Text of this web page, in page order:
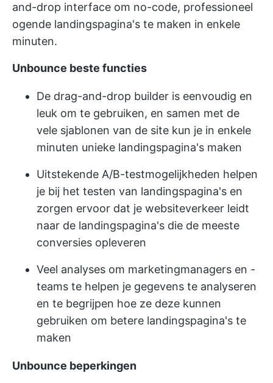
and-drop interface om no-code, professioneel
ogende landingspagina's te maken in enkele
minuten.
Unbounce beste functies
De drag-and-drop builder is eenvoudig en
leuk om te gebruiken, en samen met de
vele sjablonen van de site kun je in enkele
minuten unieke landingspagina's maken
Uitstekende A/B-testmogelijkheden helpen
je bij het testen van landingspagina's en
zorgen ervoor dat je websiteverkeer leidt
naar de landingspagina's die de meeste
conversies opleveren
Veel analyses om marketingmanagers en -
teams te helpen je gegevens te analyseren
en te begrijpen hoe ze deze kunnen
gebruiken om betere landingspagina's te
maken
Unbounce beperkingen